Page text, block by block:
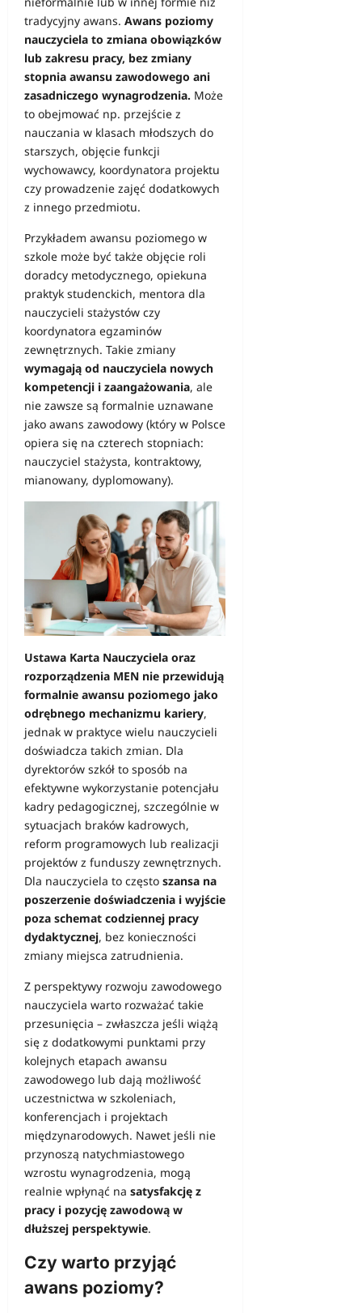
tradycyjny awans. Awans poziomy
nauczyciela to zmiana obowiązków
lub zakresu pracy, bez zmiany
stopnia awansu zawodowego ani
zasadniczego wynagrodzenia. Może
to obejmować np. przejście z
nauczania w klasach młodszych do
starszych, objęcie funkcji
wychowawcy, koordynatora projektu
czy prowadzenie zajęć dodatkowych
z innego przedmiotu.
Przykładem awansu poziomego w
szkole może być także objęcie roli
doradcy metodycznego, opiekuna
praktyk studenckich, mentora dla
nauczycieli stażystów czy
koordynatora egzaminów
zewnętrznych. Takie zmiany
wymagają od nauczyciela nowych
kompetencji i zaangażowania, ale
nie zawsze są formalnie uznawane
jako awans zawodowy (który w Polsce
opiera się na czterech stopniach:
nauczyciel stażysta, kontraktowy,
mianowany, dyplomowany).
Ustawa Karta Nauczyciela oraz
rozporządzenia MEN nie przewidują
formalnie awansu poziomego jako
odrębnego mechanizmu kariery,
jednak w praktyce wielu nauczycieli
doświadcza takich zmian. Dla
dyrektorów szkół to sposób na
efektywne wykorzystanie potencjału
kadry pedagogicznej, szczególnie w
sytuacjach braków kadrowych,
reform programowych lub realizacji
projektów z funduszy zewnętrznych.
Dla nauczyciela to często szansa na
poszerzenie doświadczenia i wyjście
poza schemat codziennej pracy
dydaktycznej, bez konieczności
zmiany miejsca zatrudnienia.
Z perspektywy rozwoju zawodowego
nauczyciela warto rozważać takie
przesunięcia – zwłaszcza jeśli wiążą
się z dodatkowymi punktami przy
kolejnych etapach awansu
zawodowego lub dają możliwość
uczestnictwa w szkoleniach,
konferencjach i projektach
międzynarodowych. Nawet jeśli nie
przynoszą natychmiastowego
wzrostu wynagrodzenia, mogą
realnie wpłynąć na satysfakcję z
pracy i pozycję zawodową w
dłuższej perspektywie.
Czy warto przyjąć
awans poziomy?